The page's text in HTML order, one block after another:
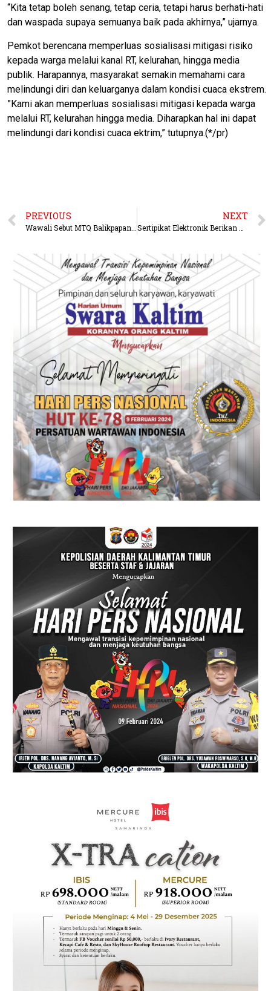
“Kita tetap boleh senang, tetap ceria, tetapi harus berhati-hati
dan waspada supaya semuanya baik pada akhirnya,” ujarnya.
Pemkot berencana memperluas sosialisasi mitigasi risiko
kepada warga melalui kanal RT, kelurahan, hingga media
publik. Harapannya, masyarakat semakin memahami cara
melindungi diri dan keluarganya dalam kondisi cuaca ekstrem.
”Kami akan memperluas sosialisasi mitigasi kepada warga
melalui RT, kelurahan hingga media. Diharapkan hal ini dapat
melindungi dari kondisi cuaca ektrim,” tutupnya.(*/pr)
PREVIOUS NEXT